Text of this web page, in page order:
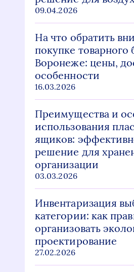
09.04.2026
На что обратить
покупке товарного
Воронеже: цены,
особенности
16.03.2026
Преимущества и
использования
ящиков:
решение для
организации
03.03.2026
Инвентаризация
категории: как
организовать
проектирование
27.02.2026